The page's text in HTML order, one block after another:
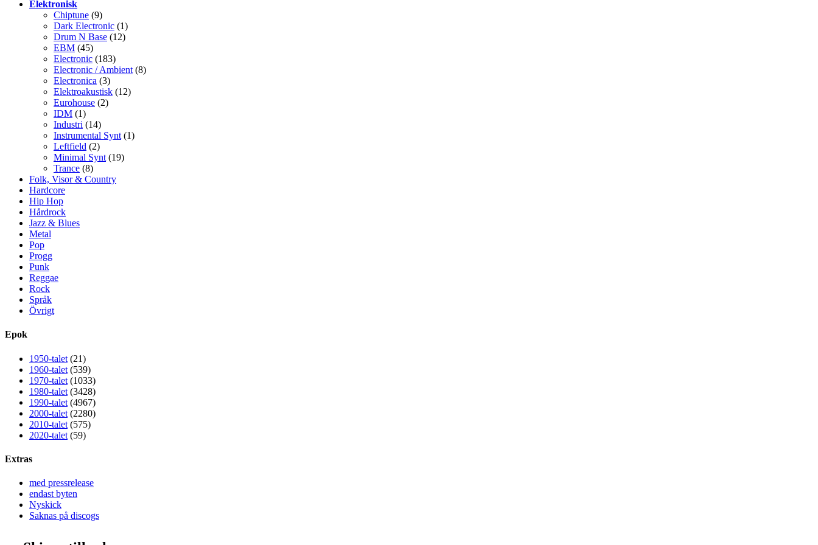
Elektronisk
Chiptune (9)
Dark Electronic (1)
Drum N Base (12)
EBM (45)
Electronic (183)
Electronic / Ambient (8)
Electronica (3)
Elektroakustisk (12)
Eurohouse (2)
IDM (1)
Industri (14)
Instrumental Synt (1)
Leftfield (2)
Minimal Synt (19)
Trance (8)
Folk, Visor & Country
Hardcore
Hip Hop
Hårdrock
Jazz & Blues
Metal
Pop
Progg
Punk
Reggae
Rock
Språk
Övrigt
Epok
1950-talet (21)
1960-talet (539)
1970-talet (1033)
1980-talet (3428)
1990-talet (4967)
2000-talet (2280)
2010-talet (575)
2020-talet (59)
Extras
med pressrelease
endast byten
Nyskick
Saknas på discogs